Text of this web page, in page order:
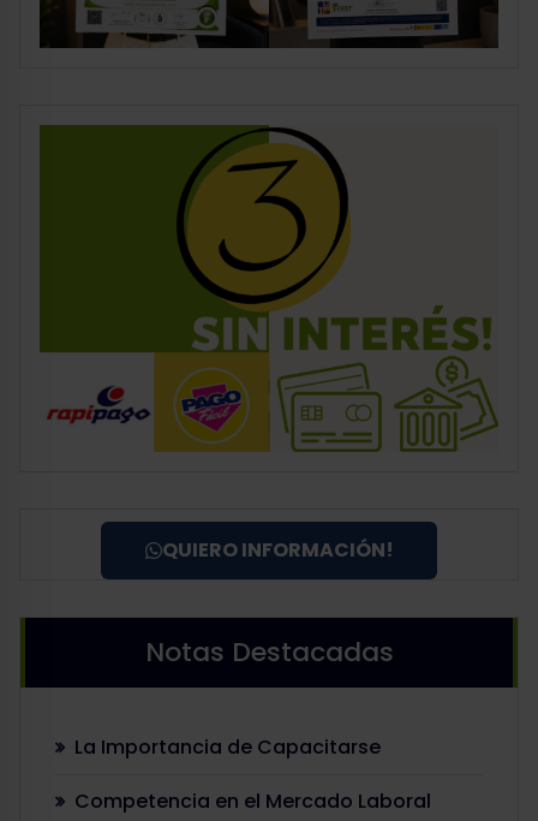
QUIERO INFORMACIÓN!
Notas Destacadas
La Importancia de Capacitarse
Competencia en el Mercado Laboral